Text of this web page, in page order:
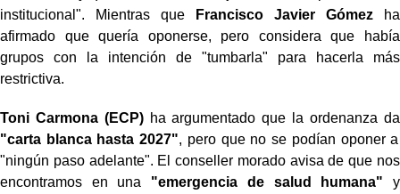
institucional". Mientras que
Francisco Javier Gómezha
afirmado que quería oponerse, pero considera que había
grupos con la intención de "tumbarla" para hacerla más
restrictiva.
Toni Carmona (ECP)ha argumentado que la ordenanza da
"carta blanca hasta 2027", pero que no se podían oponer a
"ningún paso adelante". El conseller morado avisa de que nos
encontramos en una "emergencia de salud humana" y